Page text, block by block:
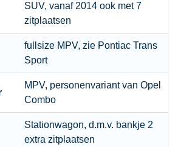
SUV, vanaf 2014 ook met 7
zitplaatsen
fullsize MPV, zie Pontiac Trans
Sport
MPV, personenvariant van Opel
Combo
Stationwagon, d.m.v. bankje 2
extra zitplaatsen